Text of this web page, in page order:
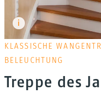
KLASSISCHE
BELEUCHTUNG
Treppe des